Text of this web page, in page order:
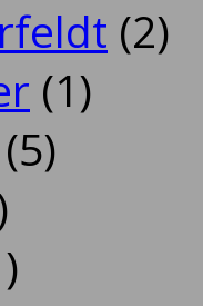
(2)
(1)
(5)